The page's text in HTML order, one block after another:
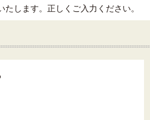
します。正しくご入力ください。